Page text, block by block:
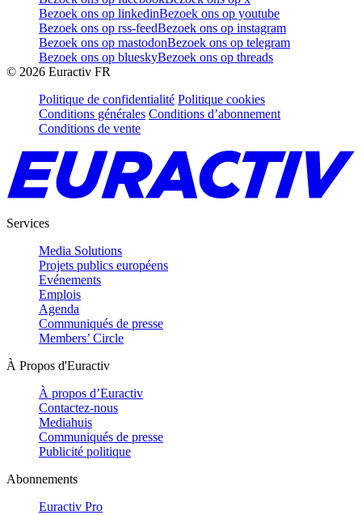
Bezoek ons op linkedinBezoek ons op youtube
Bezoek ons op rss-feedBezoek ons op instagram
Bezoek ons op mastodonBezoek ons op telegram
Bezoek ons op blueskyBezoek ons op threads
© 2026 Euractiv FR
Politique de confidentialité Politique cookies
Conditions générales Conditions d’abonnement
Conditions de vente
Services
Media Solutions
Projets publics européens
Evénements
Emplois
Agenda
Communiqués de presse
Members’ Circle
À Propos d'Euractiv
À propos d’Euractiv
Contactez-nous
Mediahuis
Communiqués de presse
Publicité politique
Abonnements
Euractiv Pro